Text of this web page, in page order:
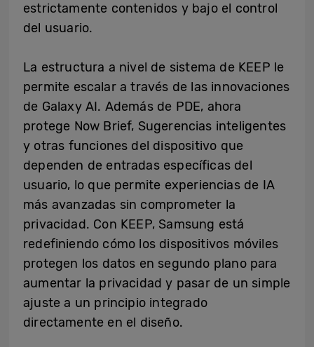
estrictamente contenidos y bajo el control
del usuario.
La estructura a nivel de sistema de KEEP le
permite escalar a través de las innovaciones
de Galaxy AI. Además de PDE, ahora
protege Now Brief, Sugerencias inteligentes
y otras funciones del dispositivo que
dependen de entradas específicas del
usuario, lo que permite experiencias de IA
más avanzadas sin comprometer la
privacidad. Con KEEP, Samsung está
redefiniendo cómo los dispositivos móviles
protegen los datos en segundo plano para
aumentar la privacidad y pasar de un simple
ajuste a un principio integrado
directamente en el diseño.